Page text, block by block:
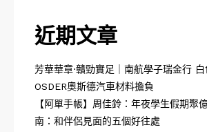
近期文章
芳華華章·贛勁實足｜南航學子瑞金行
OSDER奧斯德汽車材料擔負
【阿單手帳】周佳鈴：年夜學生假期聚
南：和伴侶見面的五個好往處